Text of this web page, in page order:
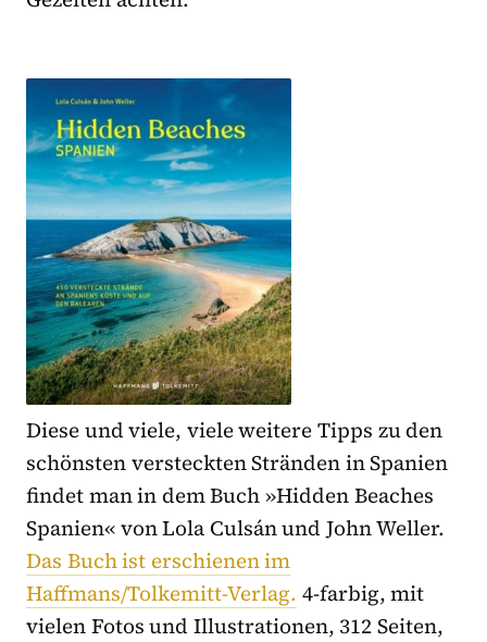
Diese und viele, viele weitere Tipps zu den
schönsten versteckten Stränden in Spanien
findet man in dem Buch »Hidden Beaches
Spanien« von Lola Culsán und John Weller.
Das Buch ist erschienen im
Haffmans/Tolkemitt-Verlag. 4-farbig, mit
vielen Fotos und Illustrationen, 312 Seiten,